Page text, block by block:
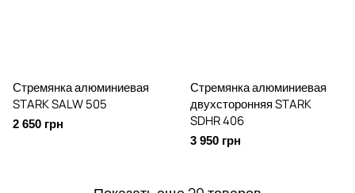
Стремянка алюминиевая
STARK SALW 505
2 650 грн
Стремянка алюминиевая
двухсторонняя STARK
SDHR 406
3 950 грн